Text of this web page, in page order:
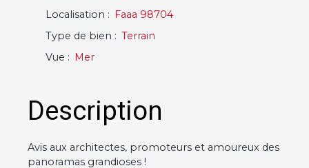
Localisation : Faaa 98704
Type de bien : Terrain
Vue : Mer
Description
Avis aux architectes, promoteurs et amoureux des
panoramas grandioses !